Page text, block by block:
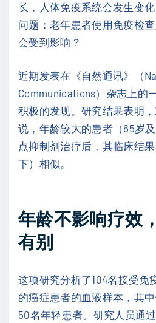
长，人体免疫系统会发生变
问题：老年患者使用免疫检
会受到影响？
近期发表在《自然通讯》（
Communications）杂志上的
积极的发现。研究结果表明
说，年龄较大的患者（65岁
点抑制剂治疗后，其临床结
下）相似。
年龄不影响疗效
有别
这项研究分析了104名接受免
的癌症患者的血液样本，其
50名年轻患者。研究人员通